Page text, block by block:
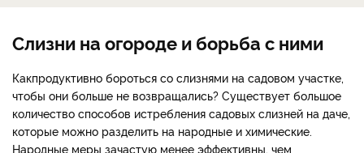
Слизни на огороде и борьба с ними
Какпродуктивно бороться со слизнями на садовом участке,
чтобы они больше не возвращались? Существует большое
количество способов истребления садовых слизней на даче,
которые можно разделить на народные и химические.
Народные меры зачастую менее эффективны, чем